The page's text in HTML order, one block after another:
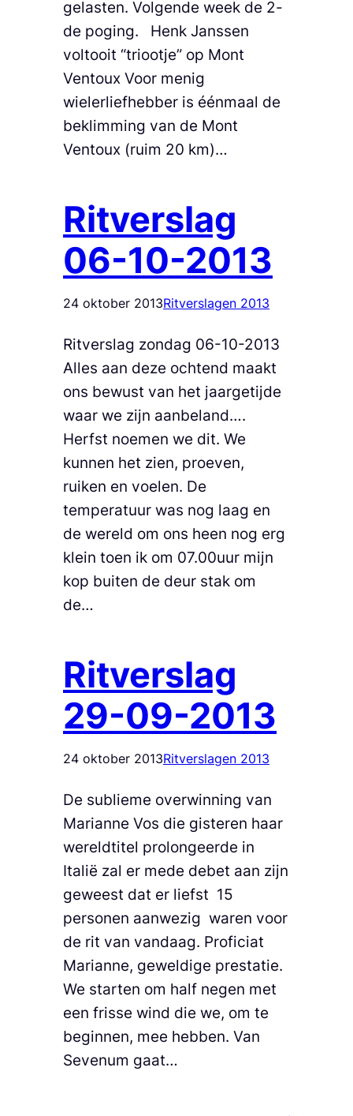
gelasten. Volgende week de 2-
de poging. Henk Janssen
voltooit “triootje” op Mont
Ventoux Voor menig
wielerliefhebber is éénmaal de
beklimming van de Mont
Ventoux (ruim 20 km)…
Ritverslag
06-10-2013
24 oktober 2013Ritverslagen 2013
Ritverslag zondag 06-10-2013
Alles aan deze ochtend maakt
ons bewust van het jaargetijde
waar we zijn aanbeland….
Herfst noemen we dit. We
kunnen het zien, proeven,
ruiken en voelen. De
temperatuur was nog laag en
de wereld om ons heen nog erg
klein toen ik om 07.00uur mijn
kop buiten de deur stak om
de…
Ritverslag
29-09-2013
24 oktober 2013Ritverslagen 2013
De sublieme overwinning van
Marianne Vos die gisteren haar
wereldtitel prolongeerde in
Italië zal er mede debet aan zijn
geweest dat er liefst 15
personen aanwezig waren voor
de rit van vandaag. Proficiat
Marianne, geweldige prestatie.
We starten om half negen met
een frisse wind die we, om te
beginnen, mee hebben. Van
Sevenum gaat…